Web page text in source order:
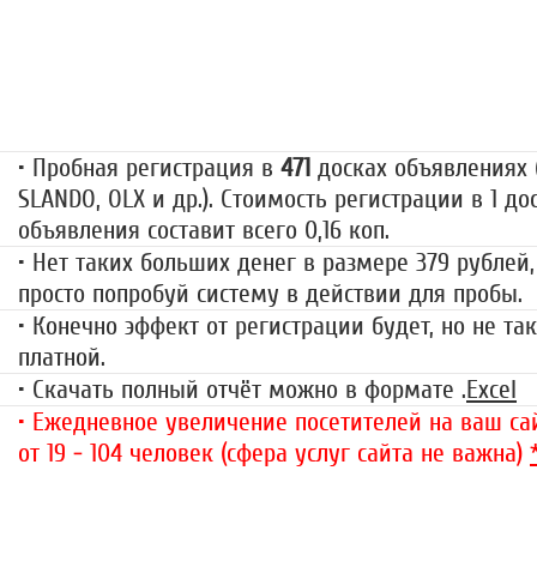
• Пробная регистрация в 471 досках объявлениях
SLANDO, OLX и др.). Стоимость регистрации в 1
объявления составит всего 0,16 коп.
• Нет таких больших денег в размере 379
просто попробуй систему в действии для пробы.
• Конечно эффект от регистрации будет, но не
платной.
• Скачать полный отчёт можно в формате .Excel
• Ежедневное увеличение посетителей на ваш
от 19 - 104 человек (сфера услуг сайта не важна)